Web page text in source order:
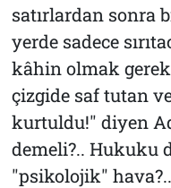
satırlardan sonra
yerde sadece
kâhin olmak
çizgide saf tutan
kurtuldu!" diyen
demeli?.. Hukuku
"psikolojik" hava?..